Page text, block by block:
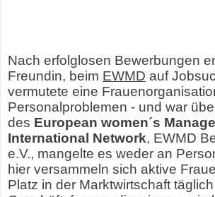
Nach erfolglosen Bewerbungen
Freundin, beim EWMD auf
vermutete eine
Personalproblemen - und war
des European women´s
International Network, EWMD
e.V., mangelte es weder an
hier versammeln sich aktive
Platz in der Marktwirtschaft